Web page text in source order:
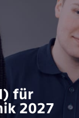
für
2027